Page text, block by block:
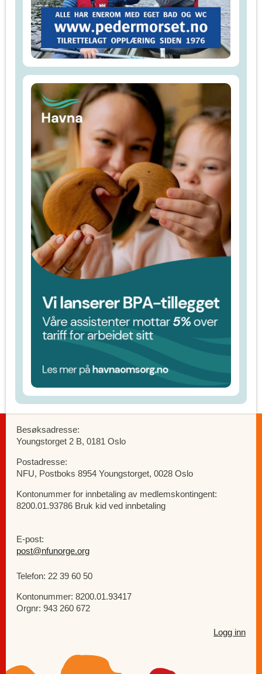
Besøksadresse:
Youngstorget 2 B, 0181 Oslo
Postadresse:
NFU, Postboks 8954 Youngstorget, 0028 Oslo
Kontonummer for innbetaling av medlemskontingent:
8200.01.93786 Bruk kid ved innbetaling
E-post:
post@nfunorge.org
Telefon: 22 39 60 50
Kontonummer: 8200.01.93417
Orgnr: 943 260 672
Logg inn